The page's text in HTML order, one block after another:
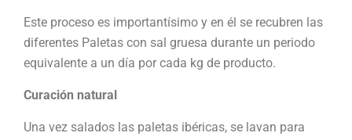
Este proceso es importantísimo y en él se recubren las
diferentes Paletas con sal gruesa durante un periodo
equivalente a un día por cada kg de producto.
Curación natural
Una vez salados las paletas ibéricas, se lavan para